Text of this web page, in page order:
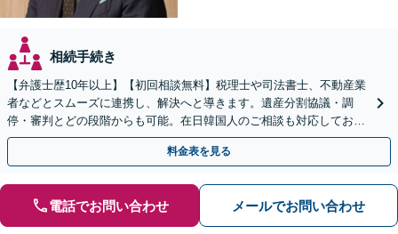
相続手続き
【弁護士歴10年以上】【初回相談無料】税理士や司法書士、不動産業
者などとスムーズに連携し、解決へと導きます。遺産分割協議・調
停・審判とどの段階からも可能。在日韓国人のご相談も対応しており
ます【休日・夜間相談可】【京都市役所前駅5分】
料金表を見る
電話でお問い合わせ メールでお問い合わせ